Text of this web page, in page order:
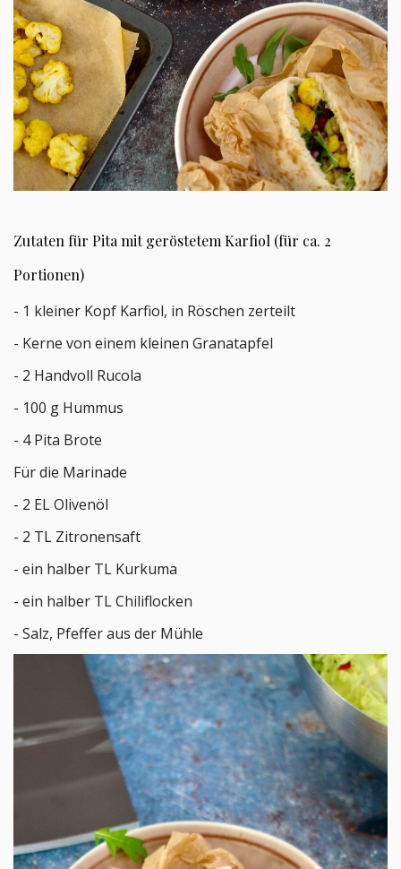
Zutaten für Pita mit geröstetem Karfiol (für ca. 2
Portionen)
- 1 kleiner Kopf Karfiol, in Röschen zerteilt
- Kerne von einem kleinen Granatapfel
- 2 Handvoll Rucola
- 100 g Hummus
- 4 Pita Brote
Für die Marinade
- 2 EL Olivenöl
- 2 TL Zitronensaft
- ein halber TL Kurkuma
- ein halber TL Chiliflocken
- Salz, Pfeffer aus der Mühle